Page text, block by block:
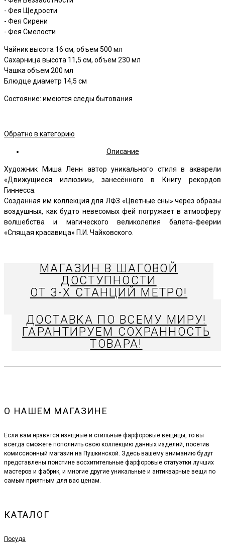
- Фея Щедрости
- Фея Сирени
- Фея Смелости
Чайник высота 16 см, объем 500 мл
Сахарница высота 11,5 см, объем 230 мл
Чашка объем 200 мл
Блюдце диаметр 14,5 см
Состояние: имеются следы бытования
Обратно в категорию
Описание
Художник Миша Ленн автор уникального стиля в акварели
«Движущиеся иллюзии», занесённого в Книгу рекордов
Гиннесса.
Созданная им коллекция для ЛФЗ «Цветные сны» через образы
воздушных, как будто невесомых фей погружает в атмосферу
волшебства и магического великолепия балета-феерии
«Спящая красавица» П.И. Чайковского.
МАГАЗИН В ШАГОВОЙ
ДОСТУПНОСТИ
ОТ 3-Х СТАНЦИЙ МЕТРО!
ДОСТАВКА ПО ВСЕМУ МИРУ!
ГАРАНТИРУЕМ СОХРАННОСТЬ
ТОВАРА!
О НАШЕМ МАГАЗИНЕ
Если вам нравятся изящные и стильные фарфоровые вещицы, то вы
всегда сможете пополнить свою коллекцию данных изделий, посетив
комиссионный магазин на Пушкинской. Здесь вашему вниманию будут
представлены поистине восхитительные фарфоровые статуэтки лучших
мастеров и фабрик, и многие другие уникальные и антикварные вещи по
самым приятным для вас ценам.
КАТАЛОГ
Посуда